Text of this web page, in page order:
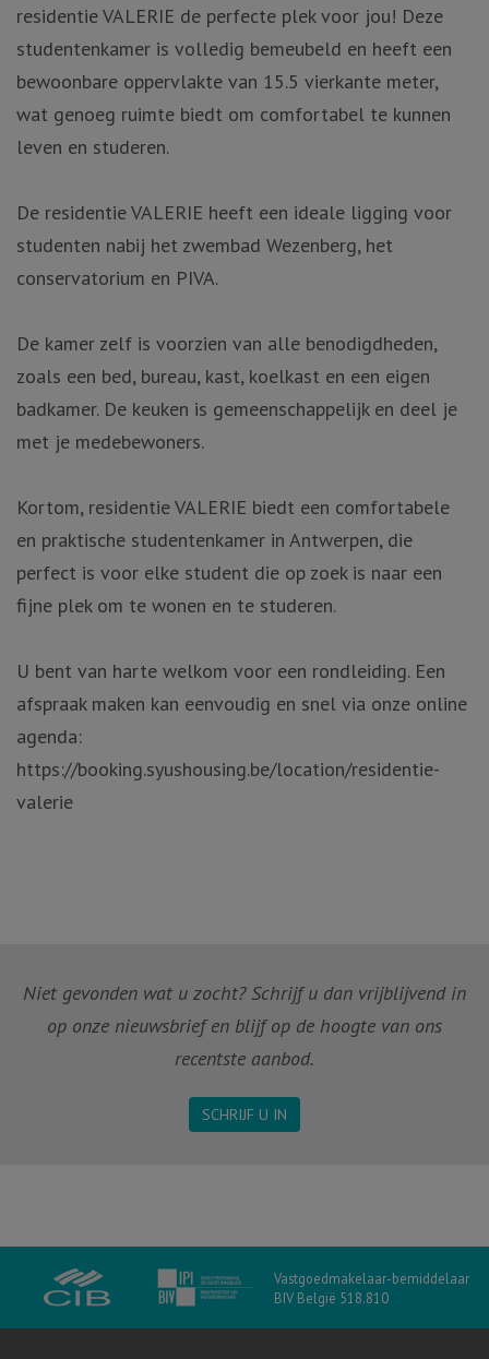
residentie VALERIE de perfecte plek voor jou! Deze
studentenkamer is volledig bemeubeld en heeft een
bewoonbare oppervlakte van 15.5 vierkante meter,
wat genoeg ruimte biedt om comfortabel te kunnen
leven en studeren.
De residentie VALERIE heeft een ideale ligging voor
studenten nabij het zwembad Wezenberg, het
conservatorium en PIVA.
De kamer zelf is voorzien van alle benodigdheden,
zoals een bed, bureau, kast, koelkast en een eigen
badkamer. De keuken is gemeenschappelijk en deel je
met je medebewoners.
Kortom, residentie VALERIE biedt een comfortabele
en praktische studentenkamer in Antwerpen, die
perfect is voor elke student die op zoek is naar een
fijne plek om te wonen en te studeren.
U bent van harte welkom voor een rondleiding. Een
afspraak maken kan eenvoudig en snel via onze online
agenda:
https://booking.syushousing.be/location/residentie-
valerie
Niet gevonden wat u zocht? Schrijf u dan vrijblijvend in
op onze nieuwsbrief en blijf op de hoogte van ons
recentste aanbod.
SCHRIJF U IN
Vastgoedmakelaar-bemiddelaar
BIV België 518.810